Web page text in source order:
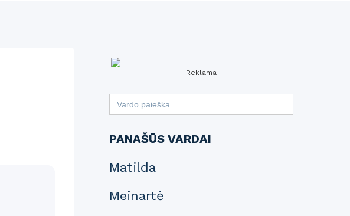
Reklama
Search
for:
PANAŠŪS VARDAI
Matilda
Meinartė